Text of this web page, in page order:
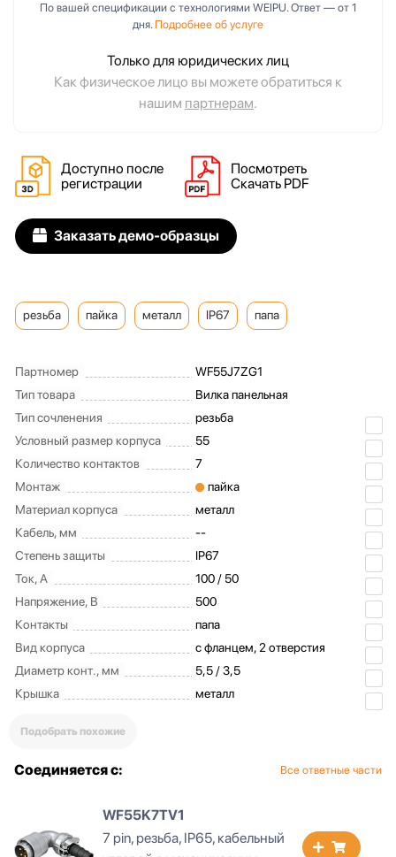
По вашей спецификации с технологиями WEIPU. Ответ — от 1
дня. Подробнее об услуге
Только для юридических лиц
Как физическое лицо вы можете обратиться к
нашим партнерам.
Доступно после
регистрации
Посмотреть
Скачать PDF
Заказать демо-образцы
резьба пайка металл IP67 папа
Партномер
WF55J7ZG1
Тип товара
Вилка панельная
Тип сочленения
резьба
Условный размер корпуса
55
Количество контактов
7
Монтаж
пайка
Материал корпуса
металл
Кабель, мм
--
Степень защиты
IP67
Ток, А
100 / 50
Напряжение, В
500
Контакты
папа
Вид корпуса
с фланцем, 2 отверстия
Диаметр конт., мм
5,5 / 3,5
Крышка
металл
Подобрать похожие
Соединяется с: Все ответные части
WF55K7TU1
7 pin, резьба, IP65, кабельный